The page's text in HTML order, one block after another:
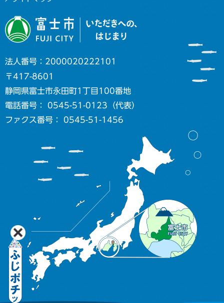
法人番号：2000020222101
〒417-8601
静岡県富士市永田町1丁目100番地
電話番号： 0545-51-0123（代表）
ファクス番号： 0545-51-1456